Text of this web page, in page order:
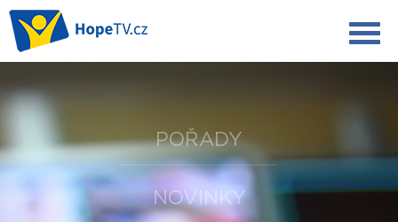
POŘADY
NOVINKY